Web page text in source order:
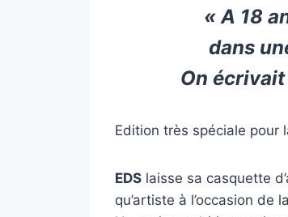
« A 18
dans
On écrivait
Edition très spéciale pour
EDS laisse sa casquette
qu’artiste à l’occasion